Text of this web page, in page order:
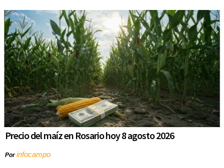
Precio del maíz en Rosario hoy 8 agosto 2026
Porinfocampo